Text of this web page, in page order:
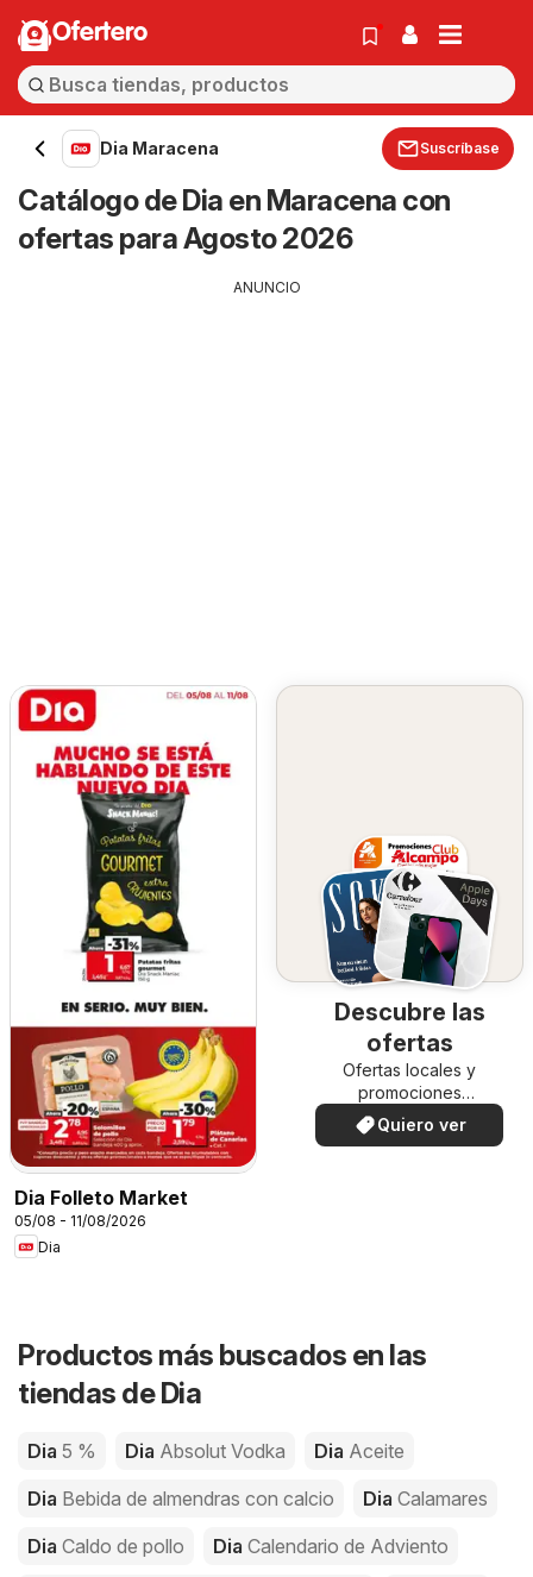
Ofertero
Dia Maracena Suscríbase
Catálogo de Dia en Maracena con
ofertas para Agosto 2026
ANUNCIO
Dia Folleto Market
05/08 - 11/08/2026
Dia
Descubre las
ofertas
Ofertas locales y
promociones
especiales.
Quiero ver
Productos más buscados en las
tiendas de Dia
Dia 5 % Dia Absolut Vodka Dia Aceite
Dia Bebida de almendras con calcio Dia Calamares
Dia Caldo de pollo Dia Calendario de Adviento